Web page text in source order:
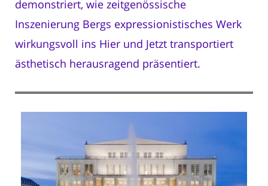
demonstriert, wie zeitgenössische
Inszenierung Bergs expressionistisches Werk
wirkungsvoll ins Hier und Jetzt transportiert
ästhetisch herausragend präsentiert.